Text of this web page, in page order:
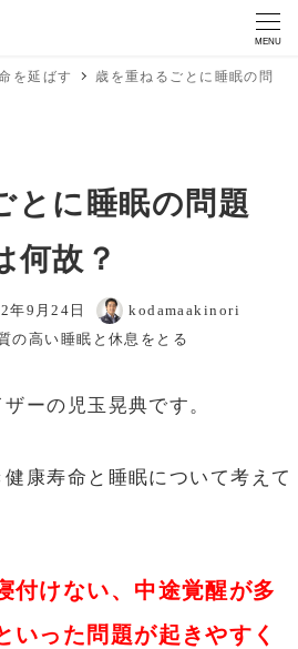
MENU
を延ばす
歳を重ねるごとに睡眠の問
とに睡眠の問題
何故？
年9月24日
著
kodamaakinori
の高い睡眠と休息をとる
ーの児玉晃典です。
康寿命と睡眠について考えて
付けない、中途覚醒が多
いった問題が起きやすく